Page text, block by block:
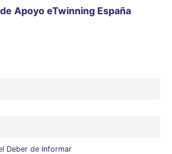
Apoyo eTwinning España
Deber de Informar